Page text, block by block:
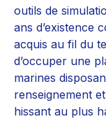
outils de
ans d’existence
acquis au fil du
d’occuper une
marines
renseignement
hissant au plus